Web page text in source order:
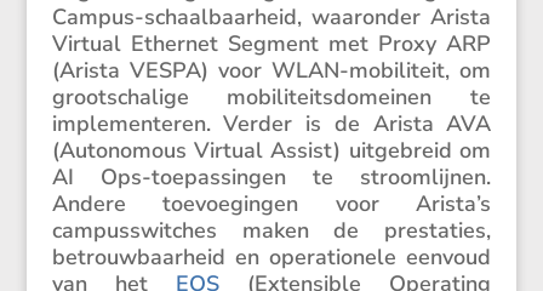
Campus-schaal­baar­heid, waaronder Arista
Virtual Ethernet Segment met Proxy ARP
(Arista VESPA) voor WLAN-mobili­teit, om
groot­scha­lige mobili­teits­do­meinen te
imple­men­teren. Verder is de Arista AVA
(Autono­mous Virtual Assist) uitge­breid om
AI Ops-toepas­singen te stroom­lijnen.
Andere toevoe­gingen voor Arista’s
campusswit­ches maken de presta­ties,
betrouw­baar­heid en opera­ti­o­nele eenvoud
van het EOS (Exten­sible Opera­ting